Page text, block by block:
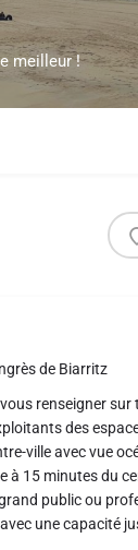
meilleur !
de Biarritz
renseigner sur
des
ville avec vue
à 15 minutes du
public ou
une capacité